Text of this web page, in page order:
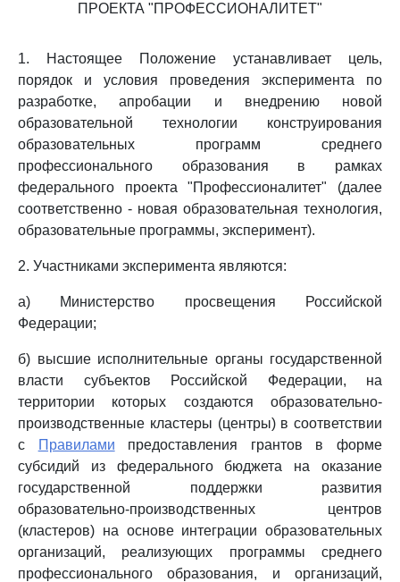
ПРОЕКТА "ПРОФЕССИОНАЛИТЕТ"
1. Настоящее Положение устанавливает цель,
порядок и условия проведения эксперимента по
разработке, апробации и внедрению новой
образовательной технологии конструирования
образовательных программ среднего
профессионального образования в рамках
федерального проекта "Профессионалитет" (далее
соответственно - новая образовательная технология,
образовательные программы, эксперимент).
2. Участниками эксперимента являются:
а) Министерство просвещения Российской
Федерации;
б) высшие исполнительные органы государственной
власти субъектов Российской Федерации, на
территории которых создаются образовательно-
производственные кластеры (центры) в соответствии
с
Правилами предоставления грантов в форме
субсидий из федерального бюджета на оказание
государственной поддержки развития
образовательно-производственных центров
(кластеров) на основе интеграции образовательных
организаций, реализующих программы среднего
профессионального образования, и организаций,